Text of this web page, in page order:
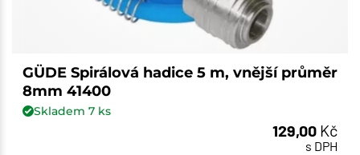
GÜDE Spirálová hadice 5 m, vnější průměr
8mm 41400
Skladem 7ks
129,00 Kč
s DPH